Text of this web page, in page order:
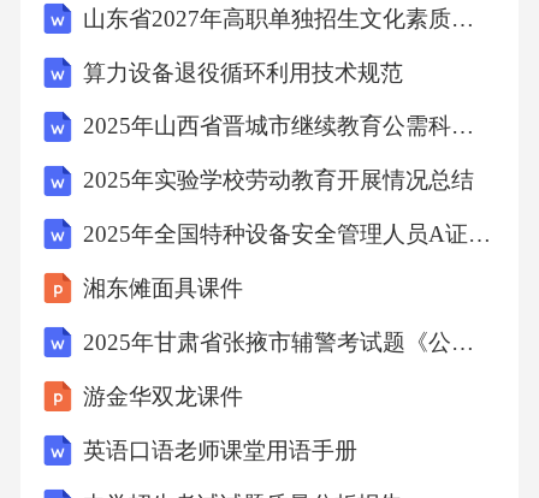
BCD三、判断题（每题1分，共20题）1.焊接作
业时，为提高效率，可将乙炔胶管与氧气胶管
混用。（）答案：×2.气割厚钢板时，应选择较
大的割嘴型号和较高的氧气压力。（）答案：√
3.焊接过程中，若焊机出现异响，应继续作业并
报告负责人。（）答案：×4.氩弧焊作业时，高
施。（）答案：√5.焊接电缆可以搭在氧气瓶或
乙炔瓶上，方便移动。（）答案：×6.气焊作业
结束后，应先关闭乙炔阀，再关闭氧气阀。
（）答案：√7.焊接密闭容器时，只需在容器外
设置通风装置即可。（）答案：×8.二氧化碳气
山东省2027年高职单独招生文化素质考前冲刺预测卷（一）
算力设备退役循环利用技术规范
2025年山西省晋城市继续教育公需科目试题及答案
2025年实验学校劳动教育开展情况总结
2025年全国特种设备安全管理人员A证考试题库含答案
湘东傩面具课件
2025年甘肃省张掖市辅警考试题《公安基础知识》综合能力试题库附答案
游金华双龙课件
英语口语老师课堂用语手册